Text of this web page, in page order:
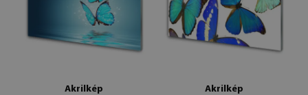
Akrilkép
Akrilkép